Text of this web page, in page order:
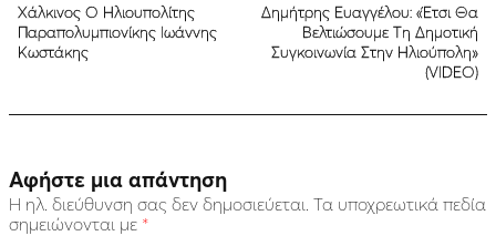
Xάλκινος Ο Ηλιουπολίτης
Παραπολυμπιονίκης Ιωάννης
Κωστάκης
Δημήτρης Ευαγγέλου: «Έτσι Θα
Βελτιώσουμε Τη Δημοτική
Συγκοινωνία Στην Ηλιούπολη»
(VIDEO)
Αφήστε μια απάντηση
Η ηλ. διεύθυνση σας δεν δημοσιεύεται. Τα υποχρεωτικά πεδία
σημειώνονται με *